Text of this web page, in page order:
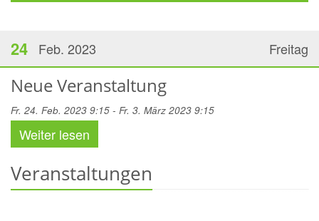
Freitag
24 Feb. 2023
Neue Veranstaltung
Fr. 24. Feb. 2023 9:15 - Fr. 3. März 2023 9:15
Weiter lesen
Veranstaltungen